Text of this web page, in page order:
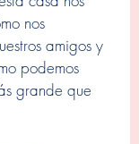
nos
amigos y
podemos
grande que